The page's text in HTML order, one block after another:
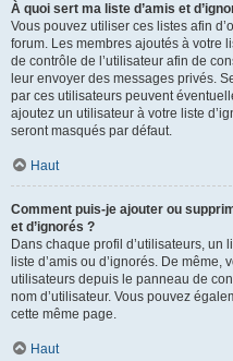
À quoi sert ma liste d’amis et
Vous pouvez utiliser ces listes afin
forum. Les membres ajoutés à votre
de contrôle de l’utilisateur afin de
leur envoyer des messages privés.
par ces utilisateurs peuvent
ajoutez un utilisateur à votre liste
seront masqués par défaut.
Haut
Comment puis-je ajouter ou
et d’ignorés ?
Dans chaque profil d’utilisateurs, un
liste d’amis ou d’ignorés. De
utilisateurs depuis le panneau de
nom d’utilisateur. Vous pouvez
cette même page.
Haut